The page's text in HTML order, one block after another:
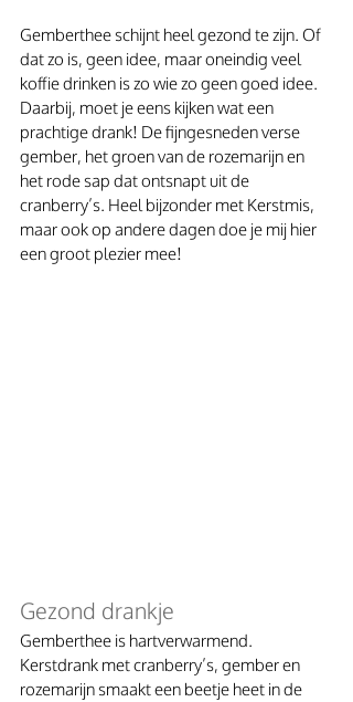
Gemberthee schijnt heel gezond te zijn. Of
dat zo is, geen idee, maar oneindig veel
koffie drinken is zo wie zo geen goed idee.
Daarbij, moet je eens kijken wat een
prachtige drank! De fijngesneden verse
gember, het groen van de rozemarijn en
het rode sap dat ontsnapt uit de
cranberry’s. Heel bijzonder met Kerstmis,
maar ook op andere dagen doe je mij hier
een groot plezier mee!
Gezond drankje
Gemberthee is hartverwarmend.
Kerstdrank met cranberry’s, gember en
rozemarijn smaakt een beetje heet in de